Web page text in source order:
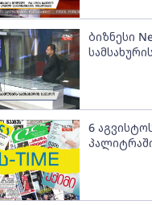
ბიზნესი
6